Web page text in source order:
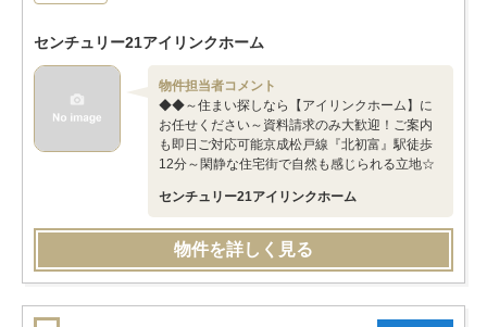
センチュリー21アイリンクホーム
物件担当者コメント
◆◆～住まい探しなら【アイリンクホーム】に
お任せください～資料請求のみ大歓迎！ご案内
も即日ご対応可能京成松戸線『北初富』駅徒歩
12分～閑静な住宅街で自然も感じられる立地☆
センチュリー21アイリンクホーム
物件を詳しく見る